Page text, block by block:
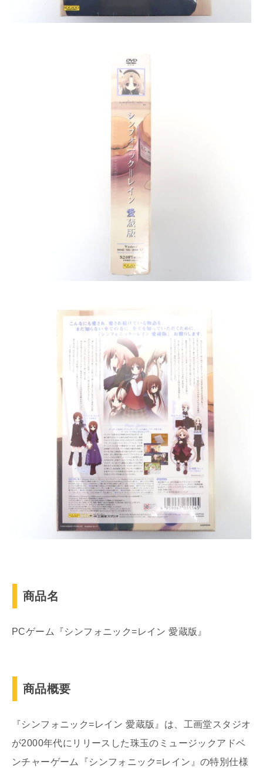
商品名
PCゲーム『シンフォニック=レイン 愛蔵版』
商品概要
『シンフォニック=レイン 愛蔵版』は、工画堂スタジオ
が2000年代にリリースした珠玉のミュージックアドベ
ンチャーゲーム『シンフォニック=レイン』の特別仕様